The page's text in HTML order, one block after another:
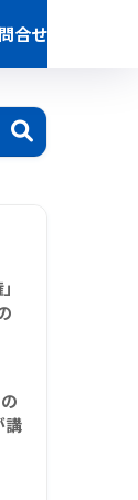
合せ
講